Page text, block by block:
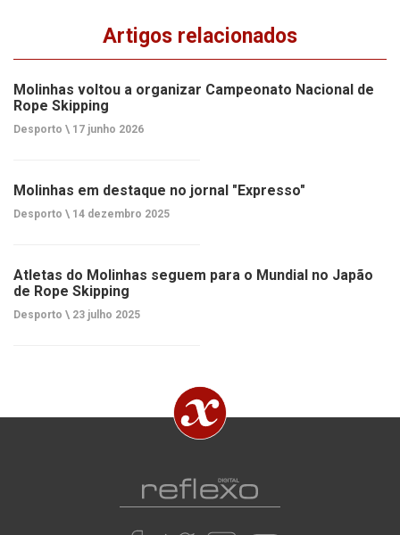
Artigos relacionados
Molinhas voltou a organizar Campeonato Nacional de
Rope Skipping
Desporto \ 17 junho 2026
Molinhas em destaque no jornal "Expresso"
Desporto \ 14 dezembro 2025
Atletas do Molinhas seguem para o Mundial no Japão
de Rope Skipping
Desporto \ 23 julho 2025